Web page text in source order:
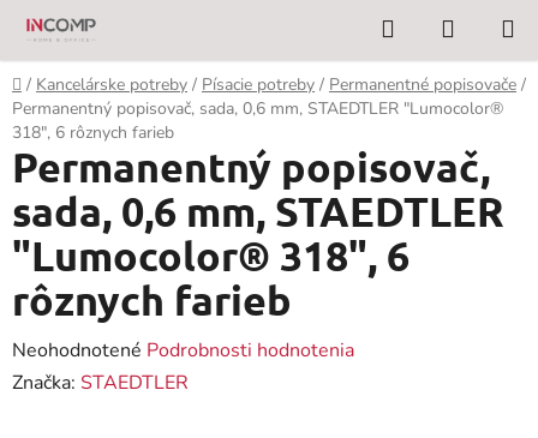
Prejsť
obsah
Hľadať
KOŠÍK
Domov
/ Kancelárske potreby / Písacie potreby / Permanentné popisovače /
Permanentný popisovač, sada, 0,6 mm, STAEDTLER "Lumocolor®
318", 6 rôznych farieb
Permanentný popisovač,
sada, 0,6 mm, STAEDTLER
"Lumocolor® 318", 6
rôznych farieb
Priemerné
hodnotenie
Neohodnotené Podrobnosti hodnotenia
Značka: STAEDTLER